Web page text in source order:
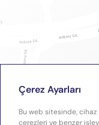
Çerez Ayarları
Bu web sitesinde,
çerezleri ve benzer